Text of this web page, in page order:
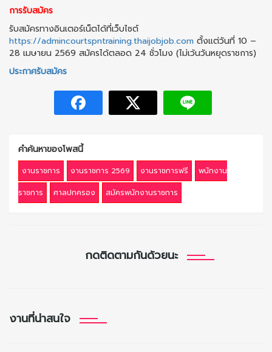
การรับสมัคร
รับสมัครทางอินเตอร์เน็ตได้ที่เว็บไซต์
https://admincourtspntraining.thaijobjob.com ตั้งแต่วันที่ 10 –
28 เมษายน 2569 สมัครได้ตลอด 24 ชั่วโมง (ไม่เว้นวันหยุดราชการ)
ประกาศรับสมัคร
คำค้นหาของโพสนี้
งานราชการ งานราชการ 2569 งานราชการฟรี
พนักงาน
ราชการ
ศาลปกครอง สมัครพนักงานราชการ
กดติดตามกันด้วยนะ
งานที่น่าสนใจ